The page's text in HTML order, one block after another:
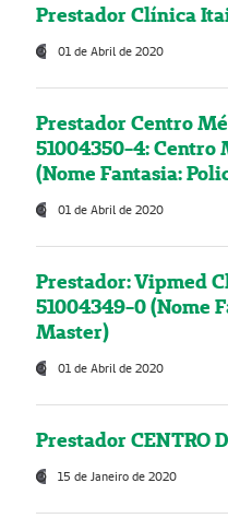
Prestador Clínica
01 de Abril de 2020
Prestador Centro
51004350-4:
(Nome Fantasia:
01 de Abril de 2020
Prestador: Vipmed
51004349-0 (Nome
Master)
01 de Abril de 2020
Prestador CENTRO
15 de Janeiro de 2020